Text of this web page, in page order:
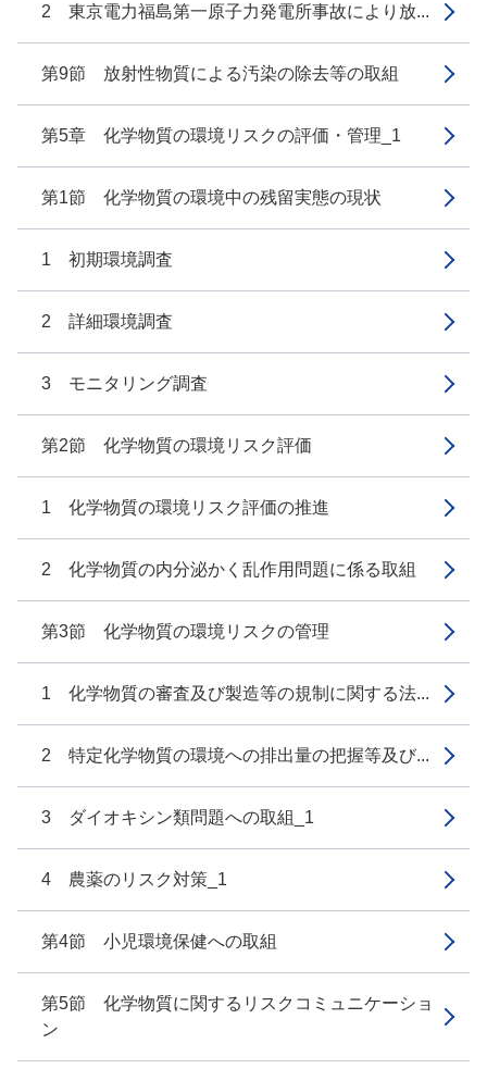
2 東京電力福島第一原子力発電所事故により放...
第9節 放射性物質による汚染の除去等の取組
第5章 化学物質の環境リスクの評価・管理_1
第1節 化学物質の環境中の残留実態の現状
1 初期環境調査
2 詳細環境調査
3 モニタリング調査
第2節 化学物質の環境リスク評価
1 化学物質の環境リスク評価の推進
2 化学物質の内分泌かく乱作用問題に係る取組
第3節 化学物質の環境リスクの管理
1 化学物質の審査及び製造等の規制に関する法...
2 特定化学物質の環境への排出量の把握等及び...
3 ダイオキシン類問題への取組_1
4 農薬のリスク対策_1
第4節 小児環境保健への取組
第5節 化学物質に関するリスクコミュニケーショ
ン